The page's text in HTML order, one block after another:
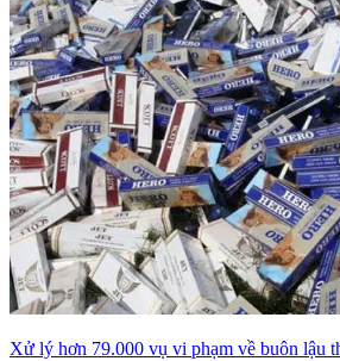
Xử lý hơn 79.000 vụ vi phạm về buôn lậu